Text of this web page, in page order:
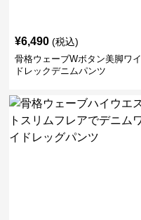
¥6,490 (税込)
骨格ウェーブWボタン美脚ワイ
ドレックデニムパンツ